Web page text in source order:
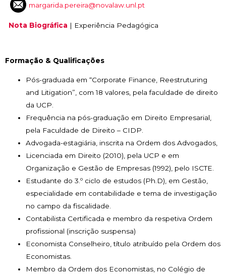
margarida.pereira@novalaw.unl.pt
Nota Biográfica | Experiência Pedagógica
Formação & Qualificações
Pós-graduada em “Corporate Finance, Reestruturing
and Litigation”, com 18 valores, pela faculdade de direito
da UCP.
Frequência na pós-graduação em Direito Empresarial,
pela Faculdade de Direito – CIDP.
Advogada-estagiária, inscrita na Ordem dos Advogados,
Licenciada em Direito (2010), pela UCP e em
Organização e Gestão de Empresas (1992), pelo ISCTE.
Estudante do 3.º ciclo de estudos (Ph.D), em Gestão,
especialidade em contabilidade e tema de investigação
no campo da fiscalidade.
Contabilista Certificada e membro da respetiva Ordem
profissional (inscrição suspensa)
Economista Conselheiro, título atribuído pela Ordem dos
Economistas.
Membro da Ordem dos Economistas, no Colégio de